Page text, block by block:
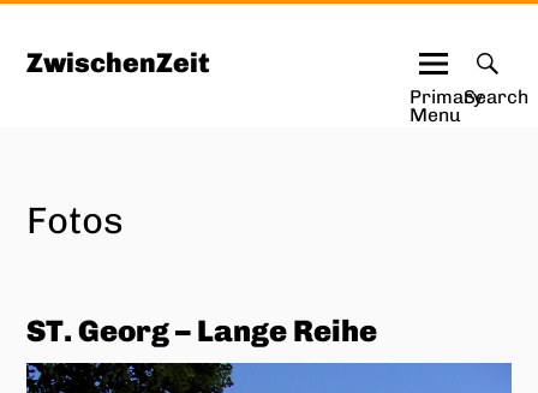
contentZwischenZeit
Search
Primary
Menu
Fotos
ST. Georg – Lange Reihe